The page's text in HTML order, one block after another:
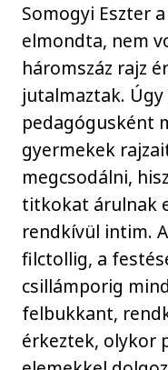
Somogyi Eszter
elmondta, nem
háromszáz rajz
jutalmaztak.
pedagógusként
gyermekek
megcsodálni,
titkokat árulnak
rendkívül intim.
filctollig, a
csillámporig
felbukkant,
érkeztek, olykor